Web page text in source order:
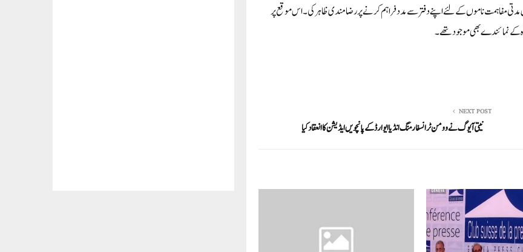
مفاہمت ناموں کے لئے اپنے دفتر سے مدد فراہم کرنے پر رضا مندی ظاہر کی ۔ اس موقع پر
کے نمائندے بھی موجود تھے ۔
NEXT POST
نیتی آیوگ نے وومن ٹرانسفارمنگ انڈیا ایوارڈ کے پانچویں ایڈیشن کا انعقاد کیا